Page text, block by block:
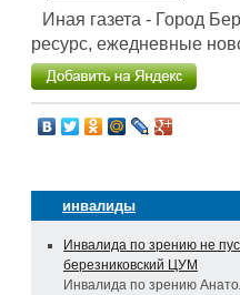
Иная газета - Город
ресурс, ежедневные
инвалиды
Инвалида по зрению не
березниковский ЦУМ
Инвалида по зрению